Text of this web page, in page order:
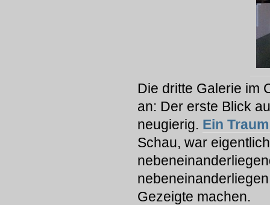
Die dritte Galerie im
an: Der erste Blick
neugierig. Ein
Schau, war
Gezeigte machen.